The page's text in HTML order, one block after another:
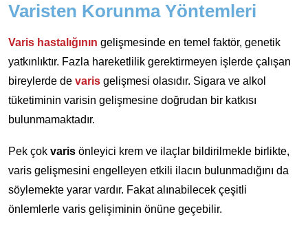
Varisten Korunma Yöntemleri
Varis hastalığının gelişmesinde en temel faktör, genetik
yatkınlıktır. Fazla hareketlilik gerektirmeyen işlerde çalışan
bireylerde de varis gelişmesi olasıdır. Sigara ve alkol
tüketiminin varisin gelişmesine doğrudan bir katkısı
bulunmamaktadır.
Pek çok varis önleyici krem ve ilaçlar bildirilmekle birlikte,
varis gelişmesini engelleyen etkili ilacın bulunmadığını da
söylemekte yarar vardır. Fakat alınabilecek çeşitli
önlemlerle varis gelişiminin önüne geçebilir.